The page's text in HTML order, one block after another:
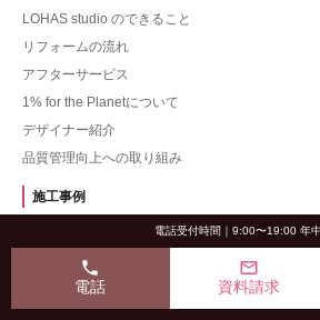
LOHAS studio のできること
リフォームの流れ
アフターサービス
1% for the Planetについて
デザイナー紹介
品質管理向上への取り組み
施工事例
マンション
一戸建てツーバイフォー
電話受付時間｜9:00〜19:00 年
phone
電話
mail_outline
資料請求